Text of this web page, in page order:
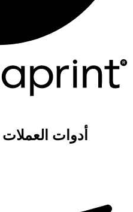
أدوات